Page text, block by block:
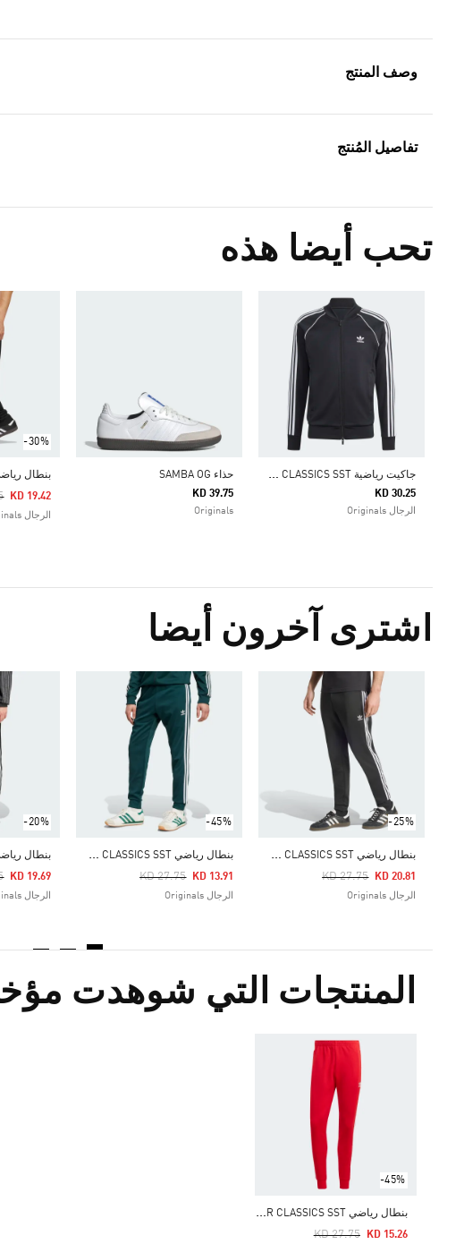
وصف المنتج
تفاصيل المُنتج
تحب أيضا هذه
ج
اكيت رياضية ADICOLOR CLASSICS SST
KD 30.25
الرجال Originals
حذاء SAMBA OG
KD 39.75
Originals
-30%
KD 19.42
الرجال Originals
اشترى آخرون أيضا
-25%
ب
نطال رياضي ADICOLOR CLASSICS SST
Price Reduced From
KD 27.75
To KD 20.81
الرجال Originals
-45%
ب
نطال رياضي ADICOLOR CLASSICS SST
Price Reduced From
KD 27.75
To KD 13.91
الرجال Originals
-20%
KD 19.69
الرجال Originals
المنتجات التي شوهدت
-45%
ب
نطال رياضي ADICOLOR CLASSICS SST
Price Reduced From
KD 27.75
To KD 15.26